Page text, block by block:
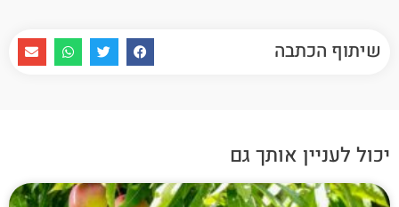
שיתוף הכתבה
יכול לעניין אותך גם